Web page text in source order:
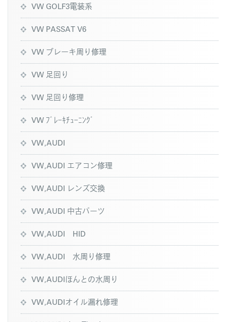
VW GOLF3電装系
VW PASSAT V6
VW ブレーキ周り修理
VW 足回り
VW 足回り修理
VW ﾌﾞﾚｰｷﾁｭｰﾆﾝｸﾞ
VW,AUDI
VW,AUDI エアコン修理
VW,AUDI レンズ交換
VW,AUDI 中古パーツ
VW,AUDI HID
VW,AUDI 水周り修理
VW,AUDIほんとの水周り
VW,AUDIオイル漏れ修理